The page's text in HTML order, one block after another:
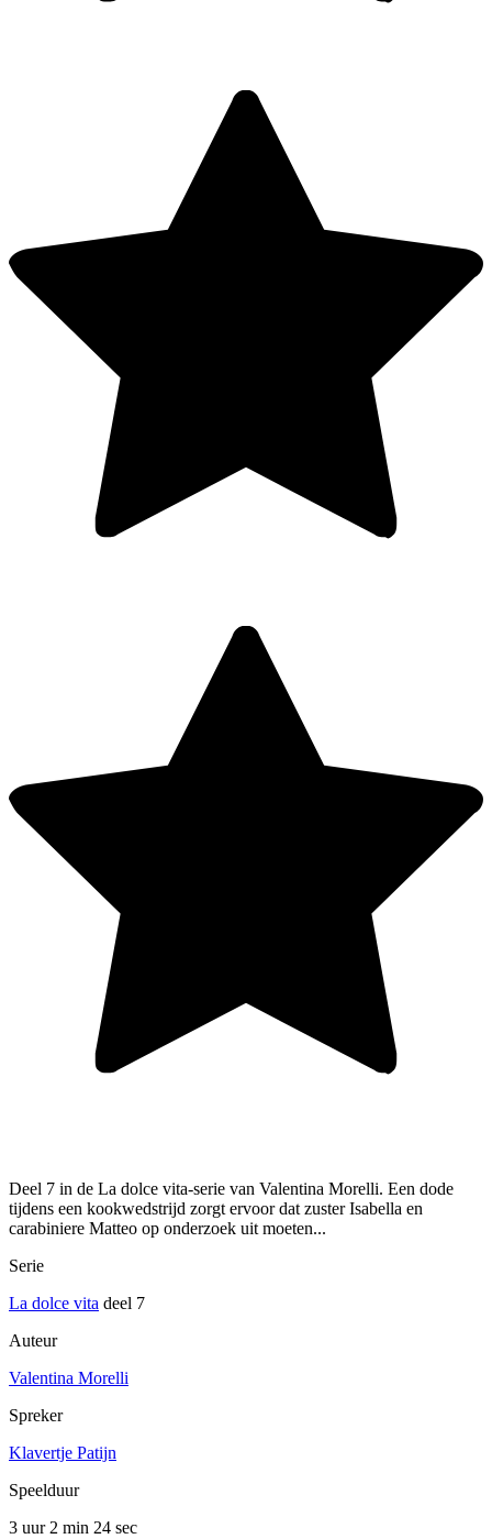
Deel 7 in de La dolce vita-serie van Valentina Morelli. Een dode
tijdens een kookwedstrijd zorgt ervoor dat zuster Isabella en
carabiniere Matteo op onderzoek uit moeten...
Serie
La dolce vita deel 7
Auteur
Valentina Morelli
Spreker
Klavertje Patijn
Speelduur
3 uur 2 min 24 sec